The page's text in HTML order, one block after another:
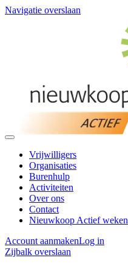
Navigatie overslaan
Vrijwilligers
Organisaties
Burenhulp
Activiteiten
Over ons
Contact
Nieuwkoop Actief weken
Account aanmakenLog in
Zijbalk overslaan